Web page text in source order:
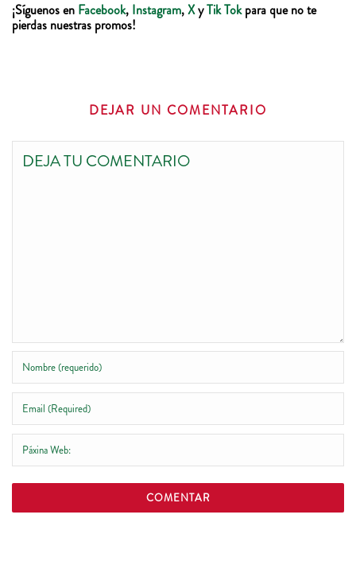
¡Síguenos en Facebook, Instagram,XyTik Tokpara que no te
pierdas nuestras promos!
DEJAR UN COMENTARIO